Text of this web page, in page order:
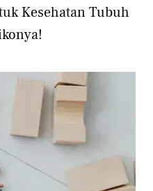
Kesehatan Tubuh